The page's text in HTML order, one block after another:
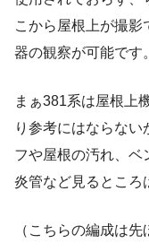
こから屋根上が撮
器の観察が可能です。
まぁ381系は屋根上
り参考にはならな
フや屋根の汚れ、ベ
炎管など見るところ
（こちらの編成は